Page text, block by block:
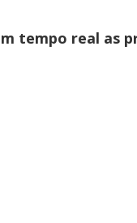
tempo real as